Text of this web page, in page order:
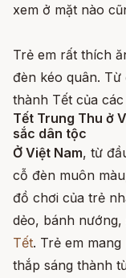
xem ở mặt nào
Trẻ em rất thích
đèn kéo quân.
thành Tết của
Tết Trung Thu ở
sắc dân tộc
Ở Việt Nam, từ
cỗ đèn muôn
đồ chơi của trẻ
dẻo, bánh
Tết. Trẻ em
thắp sáng thành